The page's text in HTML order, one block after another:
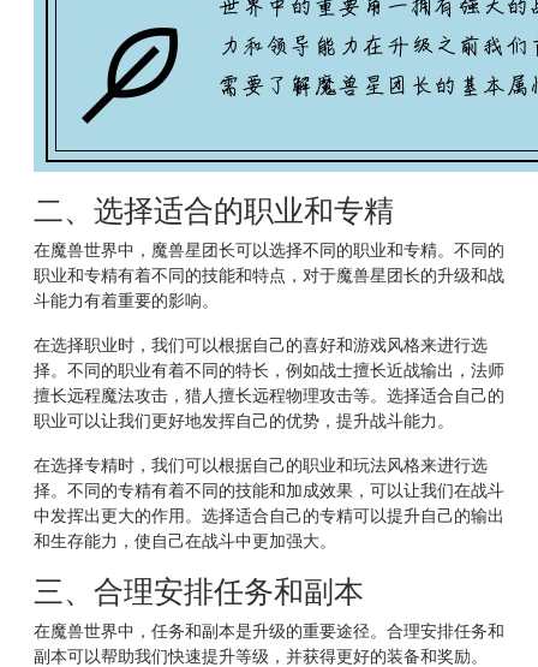
二、选择适合的职业和专精
在魔兽世界中，魔兽星团长可以选择不同的职业和专精。不同的
职业和专精有着不同的技能和特点，对于魔兽星团长的升级和战
斗能力有着重要的影响。
在选择职业时，我们可以根据自己的喜好和游戏风格来进行选
择。不同的职业有着不同的特长，例如战士擅长近战输出，法师
擅长远程魔法攻击，猎人擅长远程物理攻击等。选择适合自己的
职业可以让我们更好地发挥自己的优势，提升战斗能力。
在选择专精时，我们可以根据自己的职业和玩法风格来进行选
择。不同的专精有着不同的技能和加成效果，可以让我们在战斗
中发挥出更大的作用。选择适合自己的专精可以提升自己的输出
和生存能力，使自己在战斗中更加强大。
三、合理安排任务和副本
在魔兽世界中，任务和副本是升级的重要途径。合理安排任务和
副本可以帮助我们快速提升等级，并获得更好的装备和奖励。